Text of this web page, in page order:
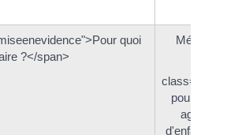
quoi
?</span>
Ménage,
pour
agréée
d'enfants à